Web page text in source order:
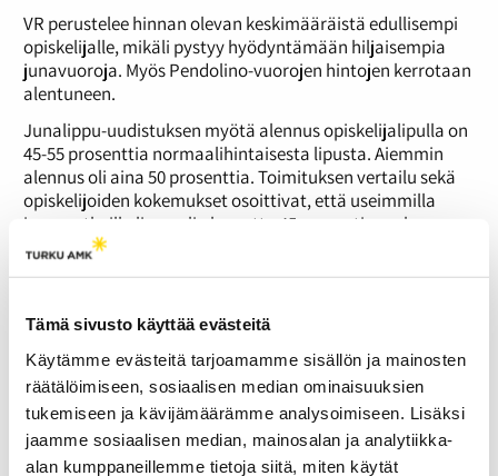
Tämä sivusto käyttää evästeitä
Käytämme evästeitä tarjoamamme sisällön ja mainosten
räätälöimiseen, sosiaalisen median ominaisuuksien
tukemiseen ja kävijämäärämme analysoimiseen. Lisäksi
jaamme sosiaalisen median, mainosalan ja analytiikka-
alan kumppaneillemme tietoja siitä, miten käytät
VR perustelee hinnan olevan keskimääräistä edullisempi
opiskelijalle, mikäli pystyy hyödyntämään hiljaisempia
junavuoroja. Myös Pendolino-vuorojen hintojen kerrotaan
alentuneen.
Junalippu-uudistuksen myötä alennus opiskelijalipulla on
45-55 prosenttia normaalihintaisesta lipusta. Aiemmin
alennus oli aina 50 prosenttia. Toimituksen vertailu sekä
opiskelijoiden kokemukset osoittivat, että useimmilla
junamatkoilla lippu oli alennettu 45 prosentin mukaan.
Tällöin alennus on pienempi kuin ennen ja lipun hinta
verran noussut, mutta vastaavasti kaikkien Pendolino-
vuorojen hinnat ovat laskeneet”, Rönkkönen myöntää.
Tällä viikolla Turku-Helsinki välillä ei kulje yhtäkään
Pendolino-vuoroa.
Opiskelijat tyrmäävät uudistuksen